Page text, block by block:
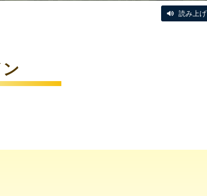
読み上げ